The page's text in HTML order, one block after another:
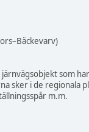
som
sker i de regionala
m.m.